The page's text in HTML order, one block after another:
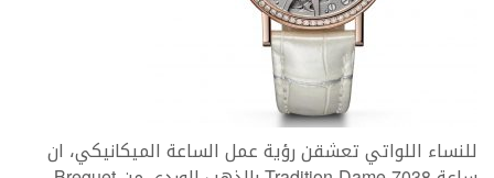
للنساء اللواتي تعشقن رؤية عمل الساعة الميكانيكي، ان